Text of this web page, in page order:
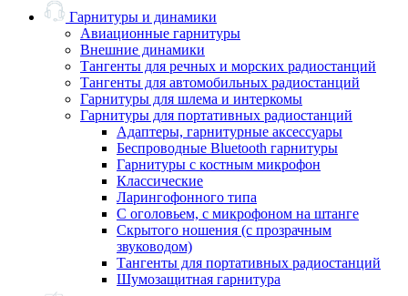
Гарнитуры и динамики
Авиационные гарнитуры
Внешние динамики
Тангенты для речных и морских радиостанций
Тангенты для автомобильных радиостанций
Гарнитуры для шлема и интеркомы
Гарнитуры для портативных радиостанций
Адаптеры, гарнитурные аксессуары
Беспроводные Bluetooth гарнитуры
Гарнитуры с костным микрофон
Классические
Ларингофонного типа
С оголовьем, с микрофоном на штанге
Скрытого ношения (с прозрачным
звуководом)
Тангенты для портативных радиостанций
Шумозащитная гарнитура